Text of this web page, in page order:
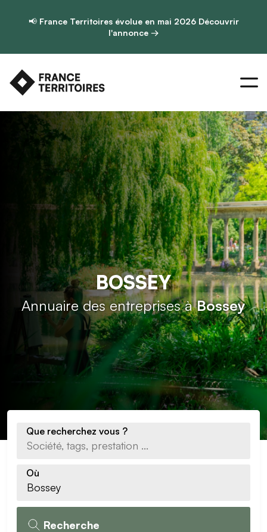
📢 France Territoires évolue en mai 2026 Découvrir
l'annonce →
BOSSEY
Annuaire des entreprises àBossey
Que recherchez vous ?
Où
Recherche